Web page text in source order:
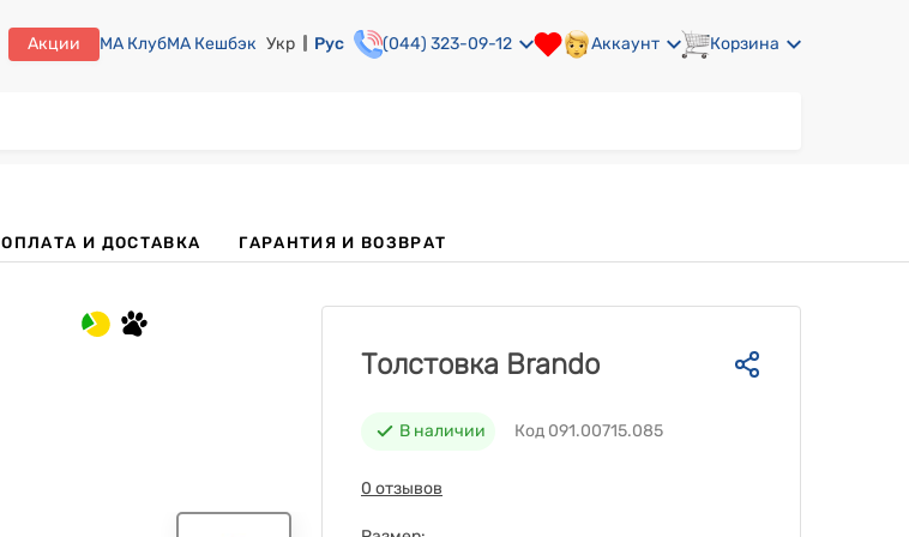
Акции МА КлубМА Кешбэк Укр Рус (044) 323-09-12 Аккаунт Корзина
ОПЛАТА И ДОСТАВКА ГАРАНТИЯ И ВОЗВРАТ
Толстовка Brando
В наличии Код 091.00715.085
0 отзывов